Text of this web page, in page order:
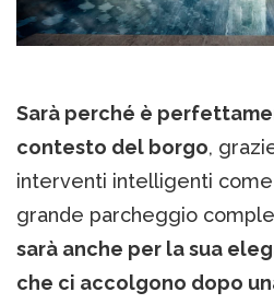
Sarà perché è
contesto del borgo,
interventi intelligenti
grande parcheggio
sarà anche per la sua
che ci accolgono dopo